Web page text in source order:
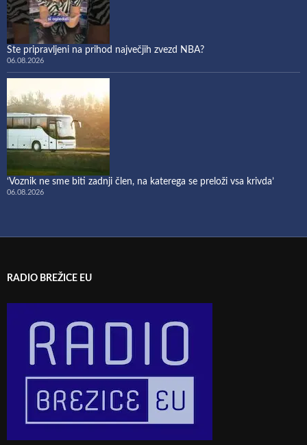
Ste pripravljeni na prihod največjih zvezd NBA?
06.08.2026
‘Voznik ne sme biti zadnji člen, na katerega se preloži vsa krivda’
06.08.2026
RADIO BREŽICE EU